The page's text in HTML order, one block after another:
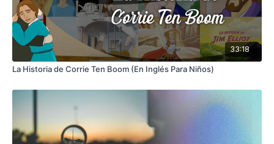
33:18
La Historia de Corrie Ten Boom (En Inglés Para Niños)